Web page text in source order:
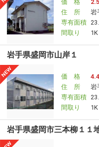
価 格
住 所
岩
専有面積
間取り
1K
岩手県盛岡市山岸１
価 格
住 所
岩
専有面積
間取り
1K
岩手県盛岡市三本柳１１